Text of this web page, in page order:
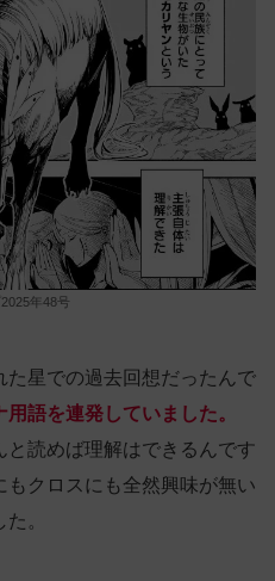
年48号
星での過去回想だったんで
語を連発していました。
読めば理解はできるんです
クロスにも全然興味が無い
。